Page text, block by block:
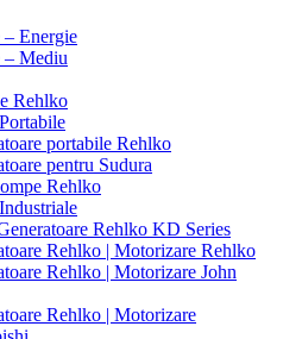
– Energie
– Mediu
Rehlko
portabile Rehlko
pentru Sudura
Rehlko
Rehlko KD Series
Rehlko | Motorizare Rehlko
Rehlko | Motorizare John
Rehlko | Motorizare